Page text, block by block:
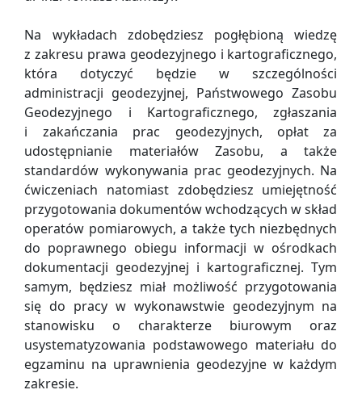
Na wykładach zdobędziesz pogłębioną wiedzę
z zakresu prawa geodezyjnego i kartograficznego,
która dotyczyć będzie w szczególności
administracji geodezyjnej, Państwowego Zasobu
Geodezyjnego i Kartograficznego, zgłaszania
i zakańczania prac geodezyjnych, opłat za
udostępnianie materiałów Zasobu, a także
standardów wykonywania prac geodezyjnych. Na
ćwiczeniach natomiast zdobędziesz umiejętność
przygotowania dokumentów wchodzących w skład
operatów pomiarowych, a także tych niezbędnych
do poprawnego obiegu informacji w ośrodkach
dokumentacji geodezyjnej i kartograficznej. Tym
samym, będziesz miał możliwość przygotowania
się do pracy w wykonawstwie geodezyjnym na
stanowisku o charakterze biurowym oraz
usystematyzowania podstawowego materiału do
egzaminu na uprawnienia geodezyjne w każdym
zakresie.